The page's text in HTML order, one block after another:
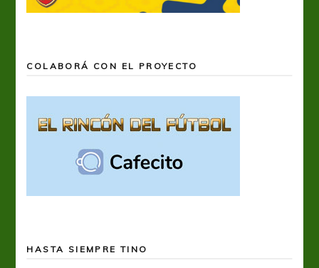
COLABORÁ CON EL PROYECTO
HASTA SIEMPRE TINO